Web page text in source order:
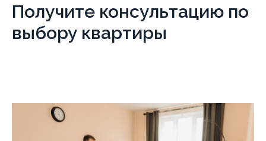
Получите консультацию по
выбору квартиры